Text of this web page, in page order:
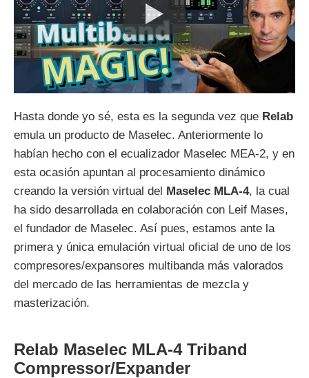
Hasta donde yo sé, esta es la segunda vez que Relab
emula un producto de Maselec. Anteriormente lo
habían hecho con el ecualizador Maselec MEA-2, y en
esta ocasión apuntan al procesamiento dinámico
creando la versión virtual del Maselec MLA-4, la cual
ha sido desarrollada en colaboración con Leif Mases,
el fundador de Maselec. Así pues, estamos ante la
primera y única emulación virtual oficial de uno de los
compresores/expansores multibanda más valorados
del mercado de las herramientas de mezcla y
masterización.
Relab Maselec MLA-4 Triband
Compressor/Expander